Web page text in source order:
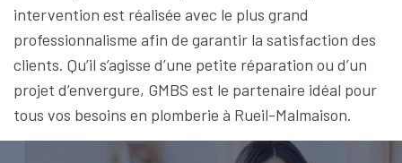
intervention est réalisée avec le plus grand
professionnalisme afin de garantir la satisfaction des
clients. Qu’il s’agisse d’une petite réparation ou d’un
projet d’envergure, GMBS est le partenaire idéal pour
tous vos besoins en plomberie à Rueil-Malmaison.